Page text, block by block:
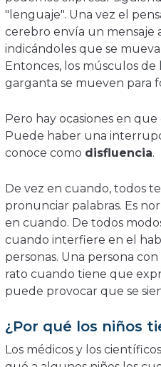
"lenguaje". Una vez el
cerebro envía un mensaje
indicándoles que se
Entonces, los músculos de
garganta se mueven para
Pero hay ocasiones en
Puede haber una
conoce como disfluencia.
De vez en cuando, todos
pronunciar palabras. Es
en cuando. De todos
cuando interfiere en el
personas. Una persona
rato cuando tiene que
puede provocar que se
¿Por qué los niños
Los médicos y los